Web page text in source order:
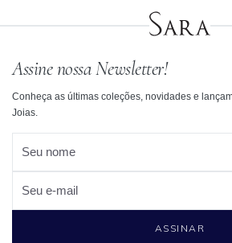
Assine nossa Newsletter!
Conheça as últimas coleções, novidades e
Joias.
Seu nome
Seu e-mail
ASSINAR